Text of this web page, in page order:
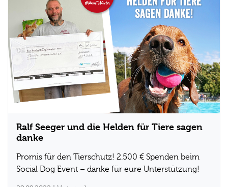
Ralf Seeger und die Helden für Tiere sagen
danke
Promis für den Tierschutz! 2.500 € Spenden beim
Social Dog Event – danke für eure Unterstützung!